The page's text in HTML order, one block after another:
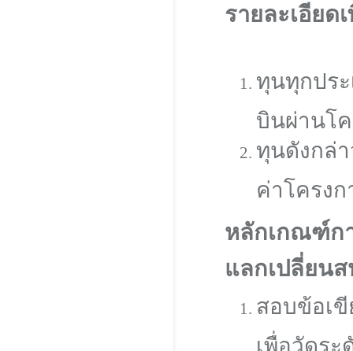
รายละเอียด
ทุนทุกปร
บินผ่านโค
ทุนดังกล่
ค่าโครง
หลักเกณฑ์ก
แลกเปลี่ยนส
สอบข้อเ
เพื่อวัดร